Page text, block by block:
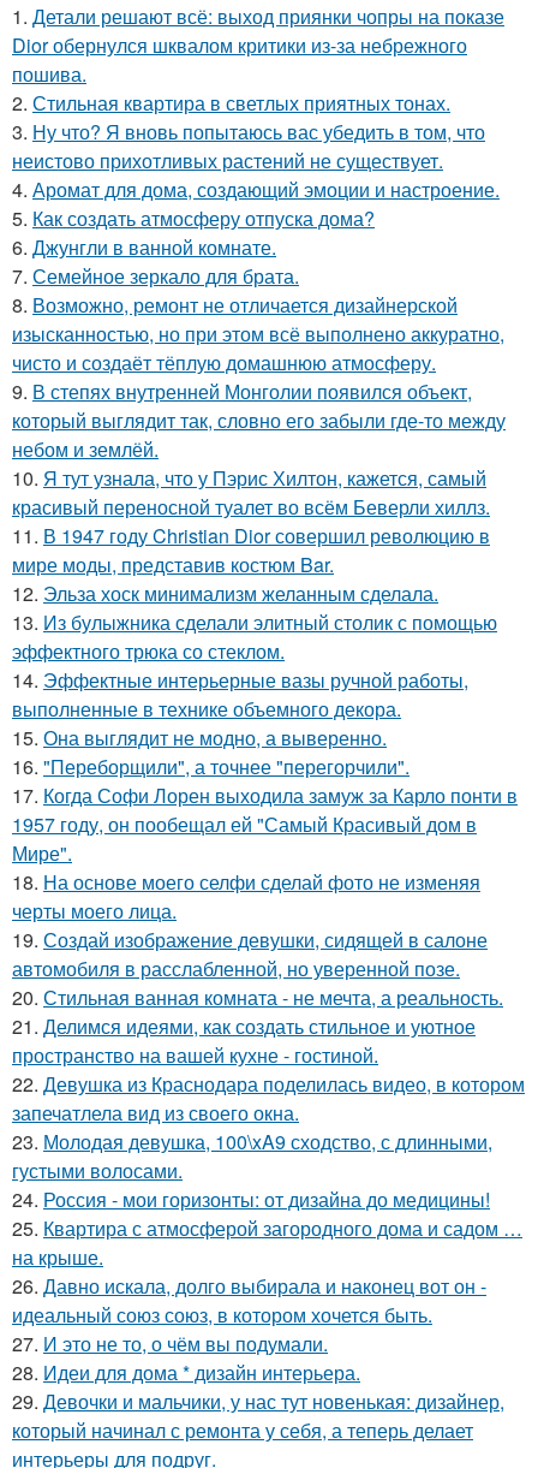
1. Детали решают всё: выход приянки чопры на показе
Dior обернулся шквалом критики из-за небрежного
пошива.
2. Стильная квартира в светлых приятных тонах.
3. Ну что? Я вновь попытаюсь вас убедить в том, что
неистово прихотливых растений не существует.
4. Аромат для дома, создающий эмоции и настроение.
5. Как создать атмосферу отпуска дома?
6. Джунгли в ванной комнате.
7. Семейное зеркало для брата.
8. Возможно, ремонт не отличается дизайнерской
изысканностью, но при этом всё выполнено аккуратно,
чисто и создаёт тёплую домашнюю атмосферу.
9. В степях внутренней Монголии появился объект,
который выглядит так, словно его забыли где-то между
небом и землёй.
10. Я тут узнала, что у Пэрис Хилтон, кажется, самый
красивый переносной туалет во всём Беверли хиллз.
11. В 1947 году Christian Dior совершил революцию в
мире моды, представив костюм Bar.
12. Эльза хоск минимализм желанным сделала.
13. Из булыжника сделали элитный столик с помощью
эффектного трюка со стеклом.
14. Эффектные интерьерные вазы ручной работы,
выполненные в технике объемного декора.
15. Она выглядит не модно, а выверенно.
16. "Переборщили", а точнее "перегорчили".
17. Когда Софи Лорен выходила замуж за Карло понти в
1957 году, он пообещал ей "Самый Красивый дом в
Мире".
18. На основе моего селфи сделай фото не изменяя
черты моего лица.
19. Создай изображение девушки, сидящей в салоне
автомобиля в расслабленной, но уверенной позе.
20. Стильная ванная комната - не мечта, а реальность.
21. Делимся идеями, как создать стильное и уютное
пространство на вашей кухне - гостиной.
22. Девушка из Краснодара поделилась видео, в котором
запечатлела вид из своего окна.
23. Молодая девушка, 100\xA9 сходство, с длинными,
густыми волосами.
24. Россия - мои горизонты: от дизайна до медицины!
25. Квартира с атмосферой загородного дома и садом …
на крыше.
26. Давно искала, долго выбирала и наконец вот он -
идеальный союз союз, в котором хочется быть.
27. И это не то, о чём вы подумали.
28. Идеи для дома * дизайн интерьера.
29. Девочки и мальчики, у нас тут новенькая: дизайнер,
который начинал с ремонта у себя, а теперь делает
интерьеры для подруг.